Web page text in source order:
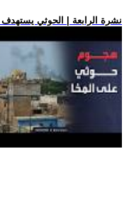
.. نشرة الرابعة | الحوثي